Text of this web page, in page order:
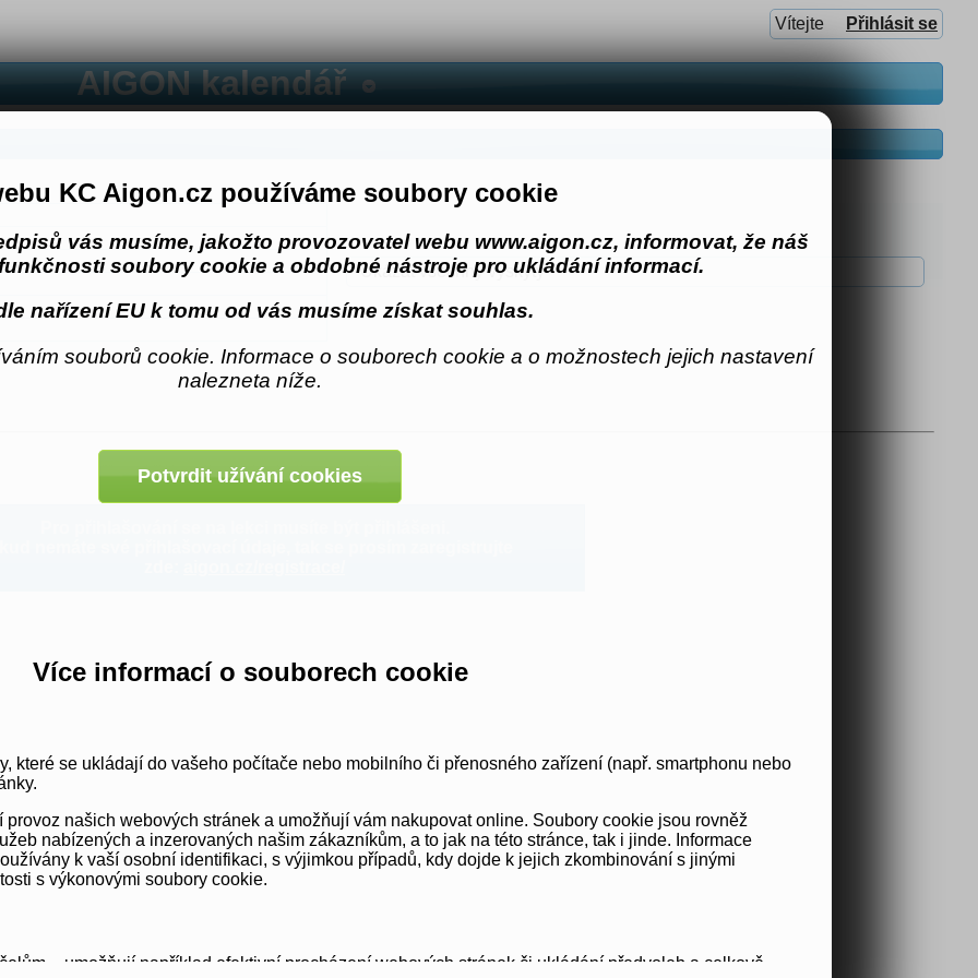
KC Aigon.cz používáme soubory cookie
vás musíme, jakožto provozovatel webu www.aigon.cz, informovat, že náš
soubory cookie a obdobné nástroje pro ukládání informací.
nařízení EU k tomu od vás musíme získat souhlas.
souborů cookie. Informace o souborech cookie a o možnostech jejich nastavení
nalezneta níže.
Potvrdit užívání cookies
Více informací o souborech cookie
které se ukládají do vašeho počítače nebo mobilního či přenosného zařízení (např. smartphonu nebo
našich webových stránek a umožňují vám nakupovat online. Soubory cookie jsou rovněž
nabízených a inzerovaných našim zákazníkům, a to jak na této stránce, tak i jinde. Informace
k vaší osobní identifikaci, s výjimkou případů, kdy dojde k jejich zkombinování s jinými
s výkonovými soubory cookie.
– umožňují například efektivní procházení webových stránek či ukládání předvoleb a celkově
Vítejte Přihlásit se
AIGON kalendář
Ukázat všechny výskyty